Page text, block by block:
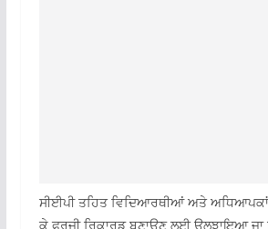
ਸੀਈਪੀ ਤਹਿਤ ਵਿਦਿਆਰਥੀਆਂ ਅਤੇ
ਕੇ ਫਰਜੀ ਰਿਕਾਰਡ ਬਣਾਉਣ ਲਈ ਉਲਝਾਇਆ ਜਾ